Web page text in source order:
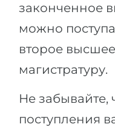
законченное
можно
второе
магистратуру.
Не забывайте,
поступления